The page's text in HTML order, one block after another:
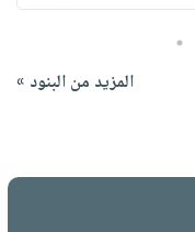
5
المزيد من البنود »